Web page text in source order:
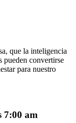
que la inteligencia
pueden convertirse
para nuestro
7:00 am